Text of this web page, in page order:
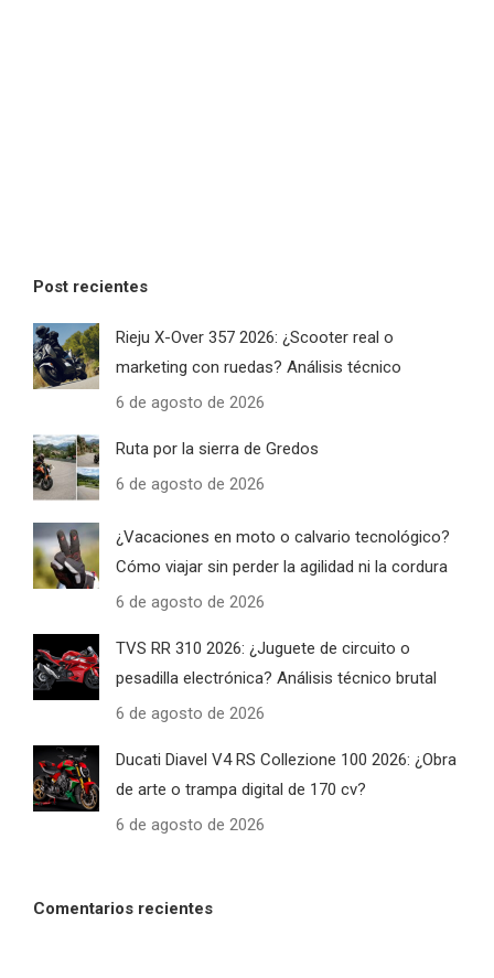
Post recientes
Rieju X-Over 357 2026: ¿Scooter real o
marketing con ruedas? Análisis técnico
6 de agosto de 2026
Ruta por la sierra de Gredos
6 de agosto de 2026
¿Vacaciones en moto o calvario tecnológico?
Cómo viajar sin perder la agilidad ni la cordura
6 de agosto de 2026
TVS RR 310 2026: ¿Juguete de circuito o
pesadilla electrónica? Análisis técnico brutal
6 de agosto de 2026
Ducati Diavel V4 RS Collezione 100 2026: ¿Obra
de arte o trampa digital de 170 cv?
6 de agosto de 2026
Comentarios recientes